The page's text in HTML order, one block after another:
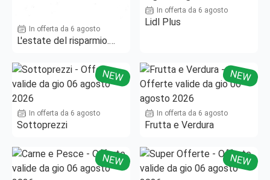
In offerta da 6 agosto
L'estate del risparmio.
In offerta da 6 agosto
Lidl Plus
NEW
In offerta da 6 agosto
Sottoprezzi
NEW
In offerta da 6 agosto
Frutta e Verdura
NEW NEW